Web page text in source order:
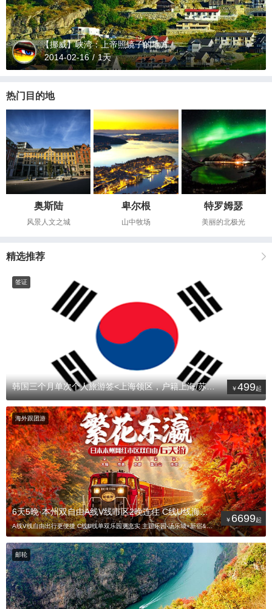
【挪威】峡湾：上帝照镜子的地方
2014-02-16 / 1天
热门目的地
奥斯陆
风景人文之城
卑尔根
山中牧场
特罗姆瑟
美丽的北极光
精选推荐
签证
韩国三个月单次个人旅游签<上海领区，户籍上海/苏州/南京/杭州/宁
499
海外跟团游
6天5晚·本州双自由A线V线市区2晚连住 C线U线海陆空单双乐园
A线V线自由出行更便捷 C线U线单双乐园更充实 主题乐园-汤乐城+新宿&心斋桥 专业领队 赠送2
6699
邮轮